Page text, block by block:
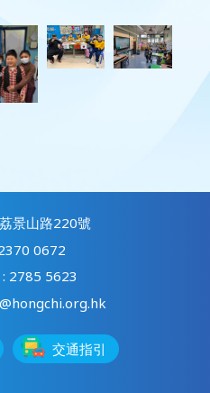
景山路220號
0672
: 2785 5623
交通指引